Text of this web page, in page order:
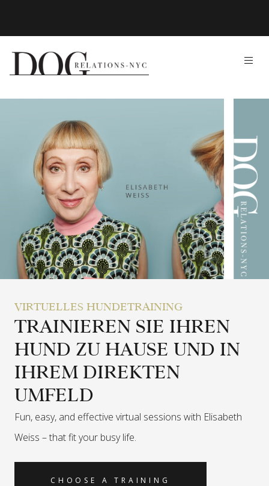
VIRTUELLES HUNDETRAINING
TRAINIEREN SIE IHREN
HUND ZU HAUSE UND IN
IHREM DIREKTEN
UMFELD
Fun, easy, and effective virtual sessions with Elisabeth
Weiss –that fit your busy life.
CHOOSE A TRAINING